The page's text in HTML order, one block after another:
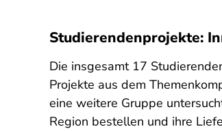
Studierendenprojekte:
Die insgesamt 17
Projekte aus dem
eine weitere Gruppe
Region bestellen und ihre